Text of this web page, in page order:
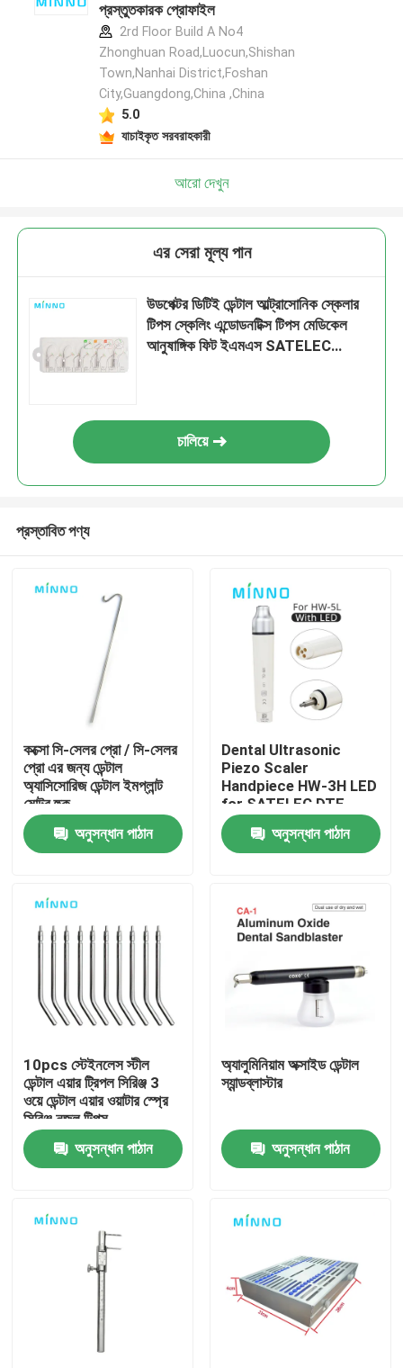
বাড়ি
পণ্য
আমাদের সম্পর্কে
কারখানা ভ্রমণ
মান নিয়ন্ত্রণ
আমাদের সাথে যোগাযোগ করুন
দাঁতের চিকিৎসা সরঞ্জাম
কম গতির ডেন্টাল হ্যান্ডপিস
ডেন্টাল হাই স্পিড হ্যান্ডপিস
প্রস্তুতকারক প্রোফাইল
2rd Floor Build A No4
Zhonghuan Road,Luocun,Shishan
Town,Nanhai District,Foshan
City,Guangdong,China ,China
5.0
যাচাইকৃত সরবরাহকারী
আরো দেখুন
এর সেরা মূল্য পান
উডপেক্টর ডিটিই ডেন্টাল আল্ট্রাসোনিক স্কেলার
টিপস স্কেলিং এন্ডোডনটিক্স টিপস মেডিকেল
আনুষাঙ্গিক ফিট ইএমএস SATELEC
চালিয়ে
প্রস্তাবিত পণ্য
কক্সো সি-সেলর প্রো / সি-সেলর
প্রো এর জন্য ডেন্টাল
অ্যাসিসোরিজ ডেন্টাল ইমপ্লান্ট
মোটর হুক
অনুসন্ধান পাঠান
Dental Ultrasonic
Piezo Scaler
Handpiece HW-3H LED
for SATELEC DTE
EMS VRN ডেন্টাল
আল্ট্রাসোনিক স্কেলার পান
অনুসন্ধান পাঠান
10pcs স্টেইনলেস স্টীল
ডেন্টাল এয়ার ট্রিপল সিরিঞ্জ 3
ওয়ে ডেন্টাল এয়ার ওয়াটার স্প্রে
সিরিঞ্জ নজল টিপস
অনুসন্ধান পাঠান
অ্যালুমিনিয়াম অক্সাইড ডেন্টাল
স্যান্ডব্লাস্টার
অনুসন্ধান পাঠান